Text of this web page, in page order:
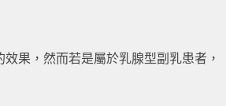
果，然而若是屬於乳腺型副乳患者，